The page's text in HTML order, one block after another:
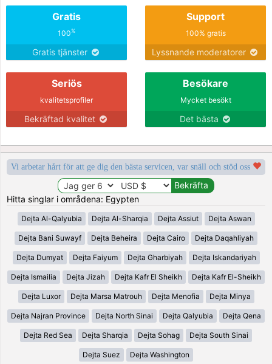
Gratis
100%
Gratis tjänster
Support
100% gratis
Lyssnande moderatorer
Seriös
kvalitetsprofiler
Bekräftad kvalitet
Besökare
Mycket besökt
Det bästa
Vi arbetar hårt för att ge dig den bästa servicen, var snäll och stöd oss
Hitta singlar i områdena: Egypten
Dejta Al-Qalyubia Dejta Al-Sharqia Dejta Assiut Dejta Aswan
Dejta Bani Suwayf Dejta Beheira Dejta Cairo Dejta Daqahliyah
Dejta Dumyat Dejta Faiyum Dejta Gharbiyah Dejta Iskandariyah
Dejta Ismailia Dejta Jizah Dejta Kafr El Sheikh Dejta Kafr El-Sheikh
Dejta Luxor Dejta Marsa Matrouh Dejta Menofia Dejta Minya
Dejta Najran Province Dejta North Sinai Dejta Qalyubia Dejta Qena
Dejta Red Sea Dejta Sharqia Dejta Sohag Dejta South Sinai
Dejta Suez Dejta Washington